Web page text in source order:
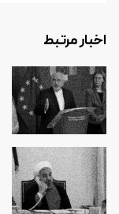
اخبار مرتبط